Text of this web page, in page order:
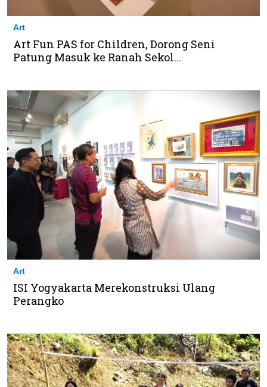
Art
Art Fun PAS for Children, Dorong Seni
Patung Masuk ke Ranah Sekol...
Art
ISI Yogyakarta Merekonstruksi Ulang
Perangko